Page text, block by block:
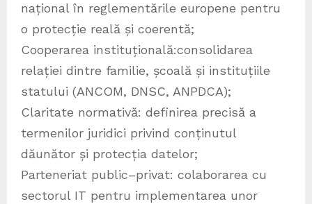
național în reglementările europene pentru
o protecție reală și coerentă;
Cooperarea instituțională:consolidarea
relației dintre familie, școală și instituțiile
statului (ANCOM, DNSC, ANPDCA);
Claritate normativă: definirea precisă a
termenilor juridici privind conținutul
dăunător și protecția datelor;
Parteneriat public–privat: colaborarea cu
sectorul IT pentru implementarea unor